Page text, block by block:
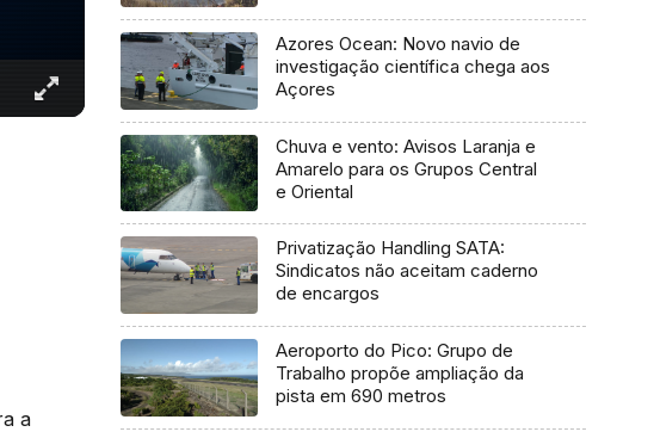
a
Azores Ocean: Novo navio de
investigação científica chega aos
Açores
Chuva e vento: Avisos Laranja e
Amarelo para os Grupos Central
e Oriental
Privatização Handling SATA:
Sindicatos não aceitam caderno
de encargos
Aeroporto do Pico: Grupo de
Trabalho propõe ampliação da
pista em 690 metros